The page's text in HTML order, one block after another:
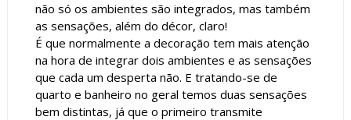
não só os ambientes são integrados, mas também
as sensações, além do décor, claro!
É que normalmente a decoração tem mais atenção
na hora de integrar dois ambientes e as sensações
que cada um desperta não. E tratando-se de
quarto e banheiro no geral temos duas sensações
bem distintas, já que o primeiro transmite